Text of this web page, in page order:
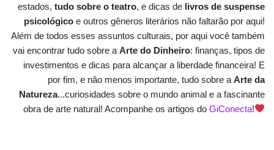
estados, tudo sobre o teatro, e dicas de livros de suspense
psicológico e outros gêneros literários não faltarão por aqui!
Além de todos esses assuntos culturais, por aqui você também
vai encontrar tudo sobre a Arte do Dinheiro: finanças, tipos de
investimentos e dicas para alcançar a liberdade financeira! E
por fim, e não menos importante, tudo sobre a Arte da
Natureza...curiosidades sobre o mundo animal e a fascinante
obra de arte natural! Acompanhe os artigos do GiConecta!